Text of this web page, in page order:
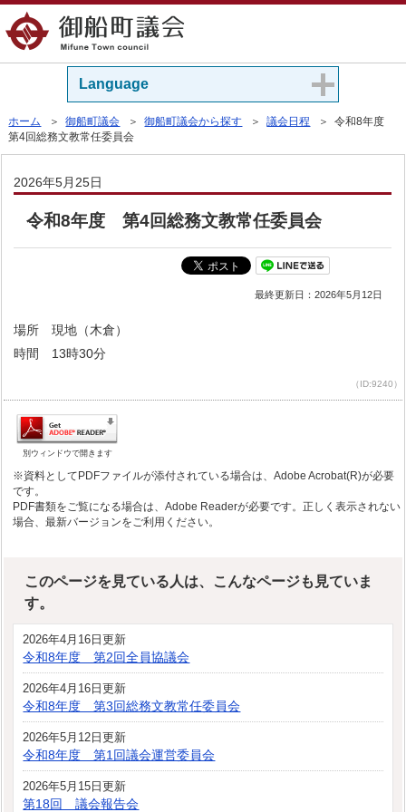
Language
ホーム ＞御船町議会 ＞御船町議会から探す ＞議会日程
＞ 令和8年度
第4回総務文教常任委員会
2026年5月25日
令和8年度 第4回総務文教常任委員会
最終更新日：2026年5月12日
場所 現地（木倉）
時間 13時30分
（ID:9240）
別ウィンドウで開きます
※資料としてPDFファイルが添付されている場合は、Adobe Acrobat(R)が必要
です。
PDF書類をご覧になる場合は、Adobe Readerが必要です。正しく表示されない
場合、最新バージョンをご利用ください。
このページを見ている人は、こんなページも見ていま
す。
2026年4月16日更新
令和8年度 第2回全員協議会
2026年4月16日更新
令和8年度 第3回総務文教常任委員会
2026年5月12日更新
令和8年度 第1回議会運営委員会
2026年5月15日更新
第18回 議会報告会